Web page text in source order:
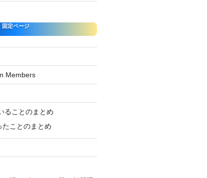
固定ページ
Members
ることのまとめ
ことのまとめ